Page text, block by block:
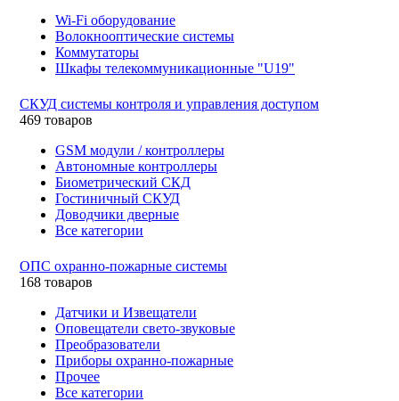
Wi-Fi оборудование
Волокнооптические системы
Коммутаторы
Шкафы телекоммуникационные "U19"
СКУД системы контроля и управления доступом
469 товаров
GSM модули / контроллеры
Автономные контроллеры
Биометрический СКД
Гостиничный СКУД
Доводчики дверные
Все категории
ОПС охранно-пожарные системы
168 товаров
Датчики и Извещатели
Оповещатели свето-звуковые
Преобразователи
Приборы охранно-пожарные
Прочее
Все категории